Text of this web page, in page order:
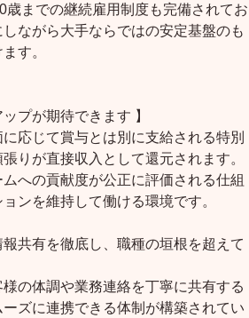
歳までの継続雇用制度も完備されてお
ながら大手ならではの安定基盤のも
す。
プが期待できます 】
応じて賞与とは別に支給される特別
りが直接収入として還元されます。
への貢献度が公正に評価される仕組
ンを維持して働ける環境です。
報共有を徹底し、職種の垣根を超えて
様の体調や業務連絡を丁寧に共有する
ズに連携できる体制が構築されてい